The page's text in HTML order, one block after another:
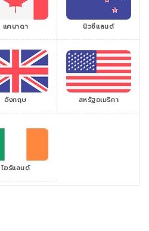
แคนาดา นิวซีแลนด์
อังกฤษ สหรัฐอเมริกา
ไอร์แลนด์